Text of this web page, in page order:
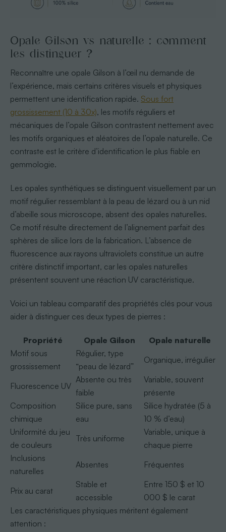
Opale Gilson vs naturelle : comment
les distinguer ?
Reconnaître une opale Gilson à l’œil nu demande de
l’expérience, mais certains critères visuels et physiques
permettent une identification rapide. Sous fort
grossissement (10 à 30x), les motifs réguliers et
mécaniques de l’opale Gilson contrastent nettement avec
les motifs organiques et aléatoires de l’opale naturelle. Ce
contraste est le critère d’identification le plus fiable en
gemmologie.
Les opales synthétiques se distinguent visuellement par un
motif régulier ressemblant à la peau de lézard ou à un nid
d’abeille sous microscope, absent des opales naturelles.
Ce motif résulte directement de l’alignement parfait des
sphères de silice lors de la fabrication. L’absence de
fluorescence aux rayons ultraviolets constitue un autre
critère distinctif important, car les opales naturelles
présentent souvent une réaction UV caractéristique.
Voici un tableau comparatif des propriétés clés pour vous
aider à distinguer ces deux types de pierres :
Propriété Opale Gilson
Opale naturelle
Motif sous
grossissement
Régulier, type
“peau de lézard”
Organique, irrégulier
Fluorescence UV
Absente ou très
faible
Variable, souvent
présente
Composition
chimique
Silice pure, sans
eau
Silice hydratée (5 à
10 % d’eau)
Uniformité du jeu
de couleurs
Très uniforme
Variable, unique à
chaque pierre
Inclusions
naturelles
Absentes Fréquentes
Prix au carat
Stable et
accessible
Entre 150 $ et 10
000 $ le carat
Les caractéristiques physiques méritent également
attention :